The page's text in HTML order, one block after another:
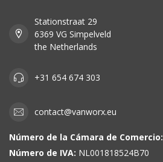
Stationstraat 29
6369 VG Simpelveld
the Netherlands
+31 654 674 303
contact@vanworx.eu
Número de la Cámara de Comercio:
Número de IVA: NL001818524B70